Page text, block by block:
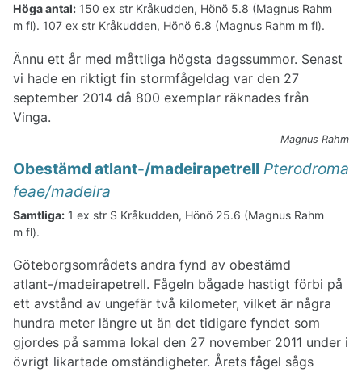
Änder
Hönsfåglar
Havsfåglar
Skarvar-storkar
Rovfåglar
Rallar och trana
Måsar och tärnor
Alkor
Duvor-ugglor
Nattskärra-hackspettar
Lärkor-trastar
Flugsnappare
Skäggmes-starar
Finkar-fältsparvar
Höga antal: 150 ex str Kråkudden, Hönö 5.8 (Magnus Rahm
m fl). 107 ex str Kråkudden, Hönö 6.8 (Magnus Rahm m fl).
Ännu ett år med måttliga högsta dagssummor. Senast
vi hade en riktigt fin stormfågeldag var den 27
september 2014 då 800 exemplar räknades från
Vinga.
Magnus Rahm
Obestämd atlant-/madeirapetrell Pterodroma
feae/madeira
Samtliga: 1 ex str S Kråkudden, Hönö 25.6 (Magnus Rahm
m fl).
Göteborgsområdets andra fynd av obestämd
atlant-/madeirapetrell. Fågeln bågade hastigt förbi på
ett avstånd av ungefär två kilometer, vilket är några
hundra meter längre ut än det tidigare fyndet som
gjordes på samma lokal den 27 november 2011 under i
övrigt likartade omständigheter. Årets fågel sågs